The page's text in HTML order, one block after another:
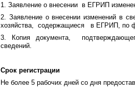
1. Заявление о внесении в ЕГРИП
2. Заявление о внесении изменений в
хозяйства,
содержащиеся
в ЕГРИП, по
3. Копия документа,
сведений.
Срок регистрации
Не более 5 рабочих дней со дня